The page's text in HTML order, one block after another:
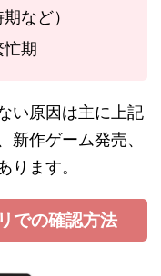
など）
忙期
い原因は主に上記
新作ゲーム発売、
ります。
での確認方法